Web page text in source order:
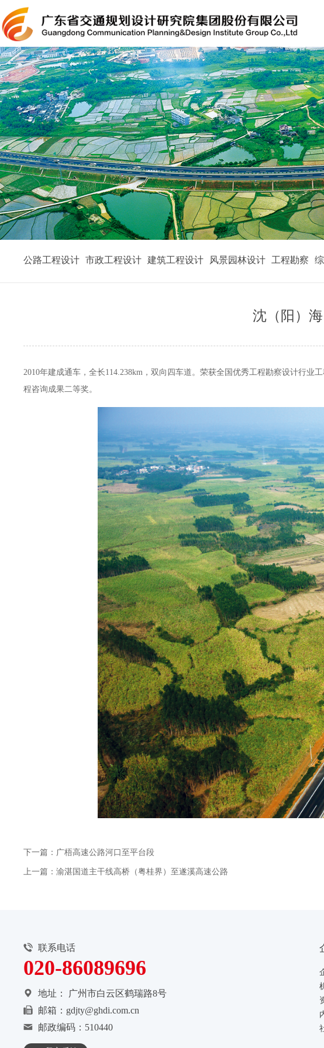
公路工程设计 市政工程设计 建筑工程设计 风景园林设计 工程勘察
沈（阳）
2010年建成通车，全长114.238km，双向四车道。荣获全国优秀工程勘察设计行业
程咨询成果二等奖。
下一篇：广梧高速公路河口至平台段
上一篇：渝湛国道主干线高桥（粤桂界）至遂溪高速公路
联系电话
020-86089696
地址： 广州市白云区鹤瑞路8号
邮箱：gdjty@ghdi.com.cn
邮政编码：510440